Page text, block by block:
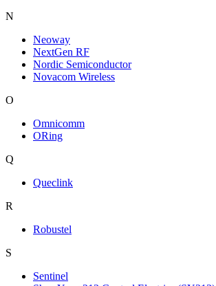
N
Neoway
NextGen RF
Nordic Semiconductor
Novacom Wireless
O
Omnicomm
ORing
Q
Queclink
R
Robustel
S
Sentinel